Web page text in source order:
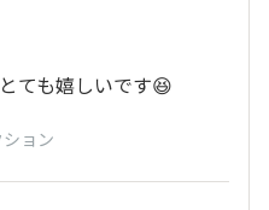
ても嬉しいです😆
ョン